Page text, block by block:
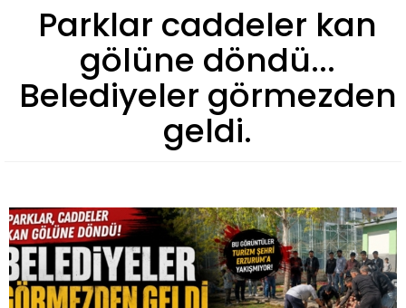
Parklar caddeler kan
gölüne döndü...
Belediyeler görmezden
geldi.